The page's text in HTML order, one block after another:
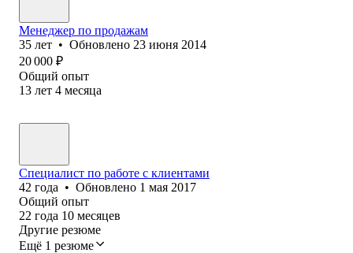
Менеджер по продажам
35 лет • Обновлено 23 июня 2014
20 000 ₽
Общий опыт
13 лет 4 месяца
Специалист по работе с клиентами
42 года • Обновлено 1 мая 2017
Общий опыт
22 года 10 месяцев
Другие резюме
Ещё 1 резюме